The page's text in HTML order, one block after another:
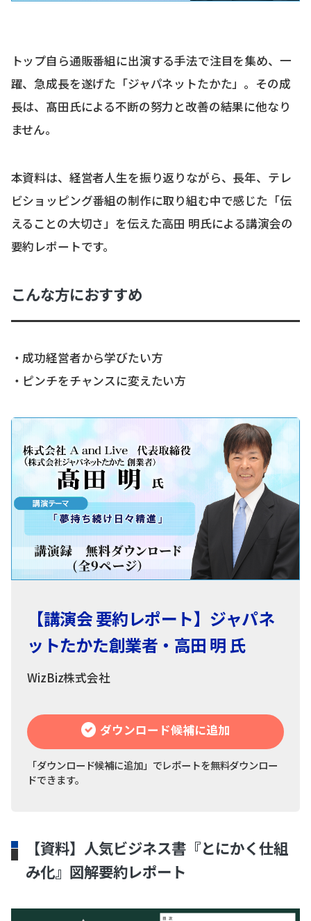
トップ自ら通販番組に出演する手法で注目を集め、一
躍、急成長を遂げた「ジャパネットたかた」。その成
長は、髙田氏による不断の努力と改善の結果に他なり
ません。
本資料は、経営者人生を振り返りながら、長年、テレ
ビショッピング番組の制作に取り組む中で感じた「伝
えることの大切さ」を伝えた高田 明氏による講演会の
要約レポートです。
こんな方におすすめ
・成功経営者から学びたい方
・ピンチをチャンスに変えたい方
【講演会 要約レポート】ジャパネ
ットたかた創業者・高田 明 氏
WizBiz株式会社
ダウンロード候補に追加
「ダウンロード候補に追加」でレポートを無料ダウンロー
ドできます。
【資料】人気ビジネス書『とにかく仕組
み化』図解要約レポート